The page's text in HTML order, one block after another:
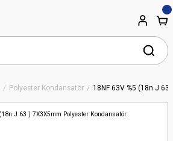
Polyester Kondansatör 18NF 63V %5 (18n J